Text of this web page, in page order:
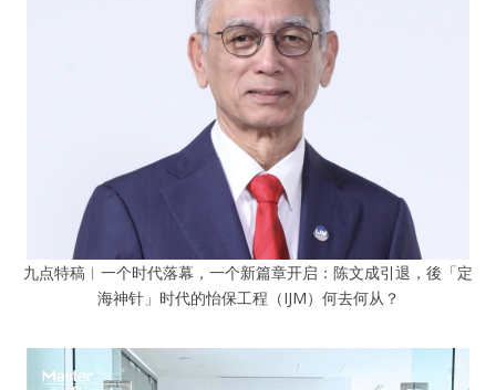
九点特稿︱一个时代落幕，一个新篇章开启：陈文成引退，後「定
海神针」时代的怡保工程（IJM）何去何从？